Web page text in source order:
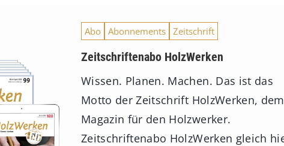
Abo Abonnements Zeitschrift
Zeitschriftenabo HolzWerken
Wissen. Planen. Machen. Das ist das
Motto der Zeitschrift HolzWerken, dem
Magazin für den Holzwerker.
Zeitschriftenabo HolzWerken gleich